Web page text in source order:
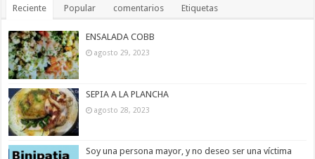
Reciente Popular comentarios Etiquetas
ENSALADA COBB
agosto 29, 2023
SEPIA A LA PLANCHA
agosto 28, 2023
Soy una persona mayor, y no deseo ser una víctima